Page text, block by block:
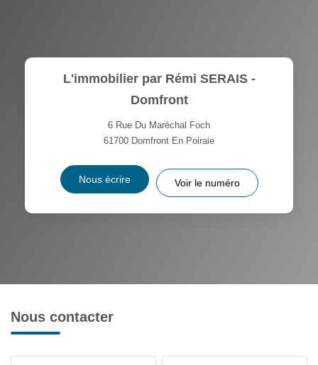
L'immobilier par Rémi SERAIS -
Domfront
6 Rue Du Maréchal Foch
61700 Domfront En Poiraie
Nous écrire Voir le numéro
Nous contacter